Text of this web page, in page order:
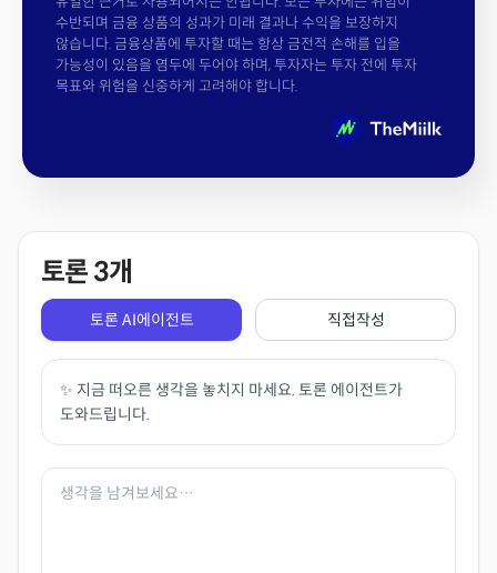
수반되며 금융 상품의 성과가 미래 결과나 수익을 보장하지
않습니다. 금융상품에 투자할 때는 항상 금전적 손해를 입을
가능성이 있음을 염두에 두어야 하며, 투자자는 투자 전에 투자
목표와 위험을 신중하게 고려해야 합니다.
토론 3개
토론 AI에이전트 직접작성
✨ 지금 떠오른 생각을 놓치지 마세요. 토론 에이전트가
도와드립니다.